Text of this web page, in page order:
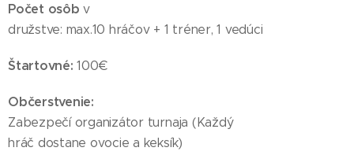
Počet osôb v
družstve: max.10 hráčov + 1 tréner, 1 vedúci
Štartovné: 100€
Občerstvenie:
Zabezpečí organizátor turnaja (Každý
hráč dostane ovocie a keksík)